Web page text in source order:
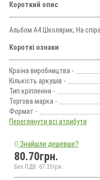
Короткий опис
Альбом А4 Школярик, На
Короткі ознаки
Країна виробництва -
Кількість аркушів -
Тип кріплення -
Торгова марка -
Формат -
Переглянути всі атрибути
Знайшли дешевше?
80.70грн.
Без ПДВ: 67.25грн.